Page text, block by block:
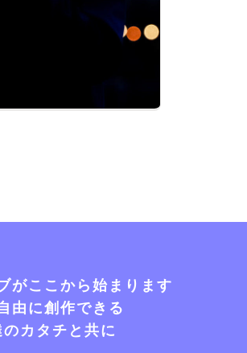
がここから始まります
由に創作できる
カタチと共に